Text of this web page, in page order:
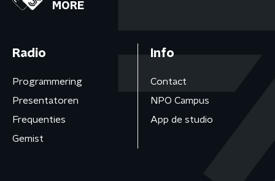
MORE
Radio
Programmering
Presentatoren
Frequenties
Gemist
Info
Contact
NPO Campus
App de studio